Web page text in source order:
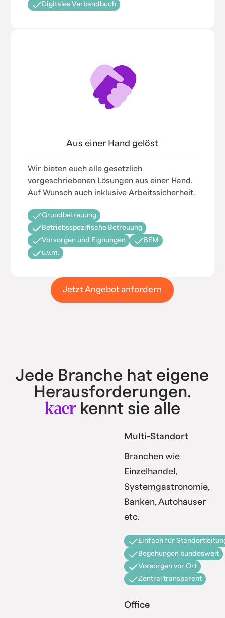
Digitales Verbandbuch
Aus einer Hand gelöst
Wir bieten euch alle gesetzlich
vorgeschriebenen Lösungen aus einer Hand.
Auf Wunsch auch inklusive Arbeitssicherheit.
Grundbetreuung
Betriebsspezifische Betreuung
Vorsorgen und Eignungen
BEM
u.v.m.
Jetzt Angebot anfordern
Jede Branche hat eigene
Herausforderungen.
kaerkennt sie alle
Multi-Standort
Branchen wie
Einzelhandel,
Systemgastronomie,
Banken, Autohäuser
etc.
Einfach für
Begehungen bundesweit
Vorsorgen vor Ort
Zentral transparent
Office